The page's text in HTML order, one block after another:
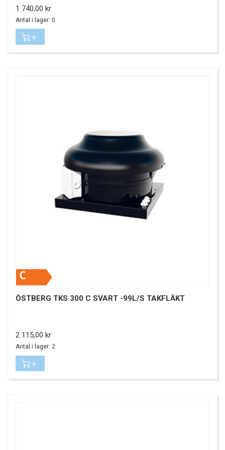
Pris
1 740,00 kr
Antal i lager: 0
C
ÖSTBERG TKS 300 C SVART -99L/S TAKFLÄKT
Pris
2 115,00 kr
Antal i lager: 2